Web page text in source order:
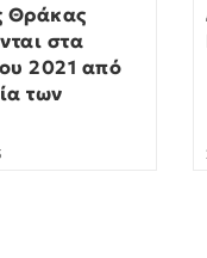
Θράκας
στα
2021 από
των